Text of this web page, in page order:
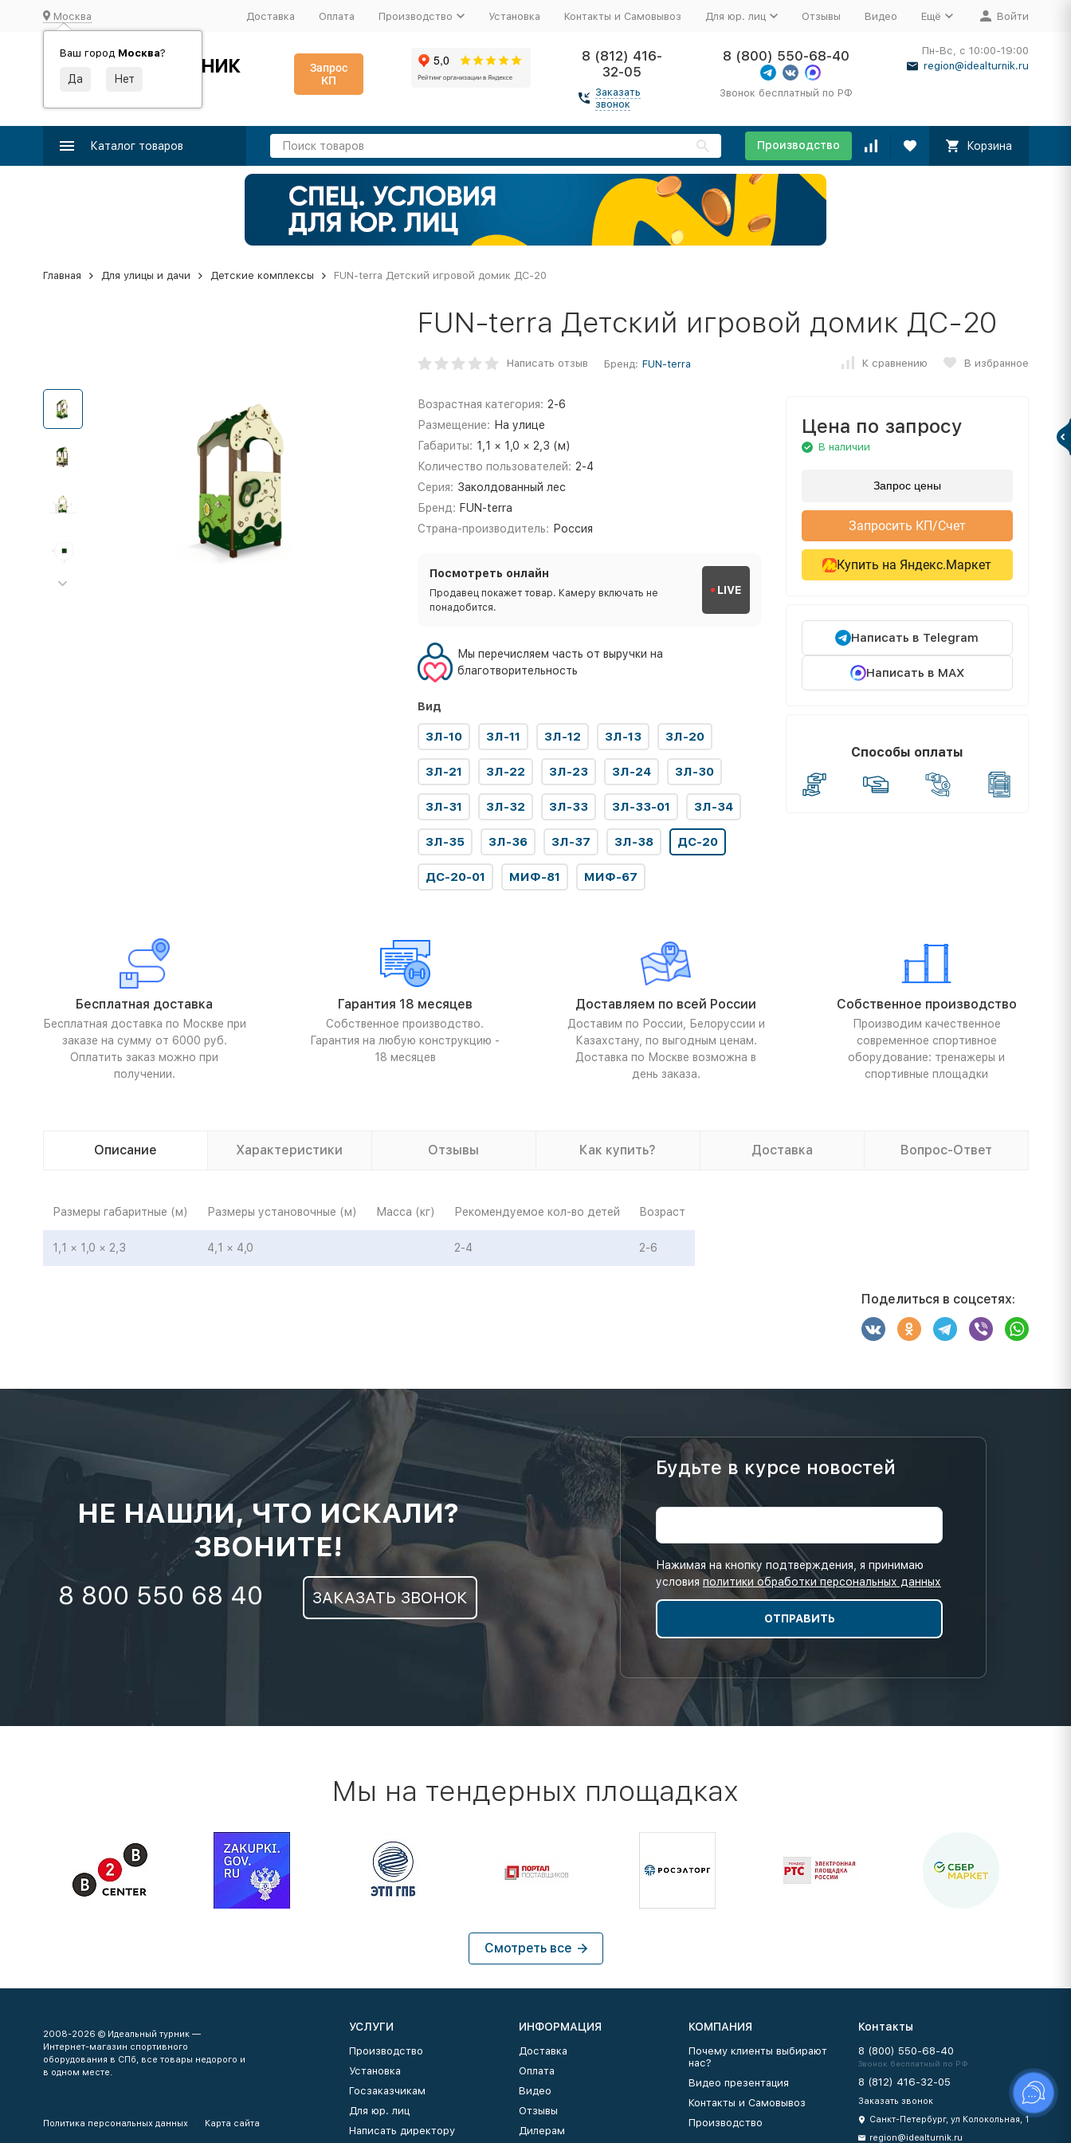
Москва
Ваш город Москва?
Доставка Оплата Производство Установка Контакты и Самовывоз Для юр. лиц Отзывы Видео Ещё Войти
ИДЕАЛЬНЫЙ ТУРНИК
Производство и поставка спортивного оборудования
Запрос
КП
8 (812) 416-
32-05
Заказать
звонок
8 (800) 550-68-40
Звонок бесплатный по РФ
Пн-Вс, с 10:00-19:00
region@idealturnik.ru
Каталог товаров Производство Корзина
Главная Для улицы и дачи Детские комплексы FUN-terra Детский игровой домик ДС-20
FUN-terra Детский игровой домик ДС-20
Написать отзыв Бренд: FUN-terra К сравнению В избранное
Возрастная категория: 2-6
Размещение: На улице
Габариты: 1,1 × 1,0 × 2,3 (м)
Количество пользователей: 2-4
Серия: Заколдованный лес
Бренд: FUN-terra
Страна-производитель: Россия
Посмотреть онлайн
Продавец покажет товар. Камеру включать не
понадобится.
LIVE
Мы перечисляем часть от выручки на
благотворительность
Вид
ЗЛ-10 ЗЛ-11 ЗЛ-12 ЗЛ-13 ЗЛ-20
ЗЛ-21 ЗЛ-22 ЗЛ-23 ЗЛ-24 ЗЛ-30
ЗЛ-31 ЗЛ-32 ЗЛ-33 ЗЛ-33-01 ЗЛ-34
ЗЛ-35 ЗЛ-36 ЗЛ-37 ЗЛ-38 ДС-20
ДС-20-01 МИФ-81 МИФ-67
Цена по запросу
В наличии
Запрос цены
Запросить КП/Счет
Купить на Яндекс.Маркет
Написать в Telegram
Написать в MAX
Способы оплаты
Бесплатная доставка
Бесплатная доставка по Москве при
заказе на сумму от 6000 руб.
Оплатить заказ можно при
получении.
Гарантия 18 месяцев
Собственное производство.
Гарантия на любую конструкцию -
18 месяцев
Доставляем по всей России
Доставим по России, Белоруссии и
Казахстану, по выгодным ценам.
Доставка по Москве возможна в
день заказа.
Собственное производство
Производим качественное
современное спортивное
оборудование: тренажеры и
спортивные площадки
Описание Характеристики Отзывы Как купить? Доставка Вопрос-Ответ
Размеры габаритные (м) Размеры установочные (м) Масса (кг) Рекомендуемое кол-во детей Возраст
1,1 × 1,0 × 2,3 4,1 × 4,0 2-4 2-6
Поделиться в соцсетях:
НЕ НАШЛИ, ЧТО ИСКАЛИ?
ЗВОНИТЕ!
8 800 550 68 40 ЗАКАЗАТЬ ЗВОНОК
Будьте в курсе новостей
Нажимая на кнопку подтверждения, я принимаю
условия политики обработки персональных данных
Мы на тендерных площадках
Смотреть все
2008-2026 © Идеальный турник —
Интернет-магазин спортивного
оборудования в СПб, все товары недорого и
в одном месте.
Политика персональных данных Карта сайта
УСЛУГИ
Производство
Установка
Госзаказчикам
Для юр. лиц
Написать директору
ИНФОРМАЦИЯ
Доставка
Оплата
Видео
Отзывы
Дилерам
КОМПАНИЯ
Почему клиенты выбирают
нас?
Видео презентация
Контакты и Самовывоз
Производство
Контакты
8 (800) 550-68-40
Звонок бесплатный по РФ
8 (812) 416-32-05
Заказать звонок
Санкт-Петербург, ул Колокольная, 1
region@idealturnik.ru